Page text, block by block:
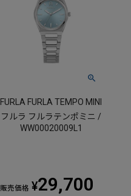
FURLA FURLA TEMPO MINI
フルラ フルラテンポミニ /
WW00020009L1
販売価格 ¥29,700